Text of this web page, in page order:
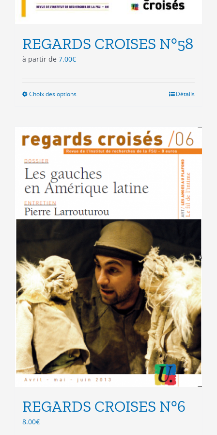
REGARDS CROISES N°58
à partir de 7.00€
Choix des optionsCe
variations.
Les
peuvent
être
choisies
la
page
produit
Détails
REGARDS CROISES N°6
8.00€